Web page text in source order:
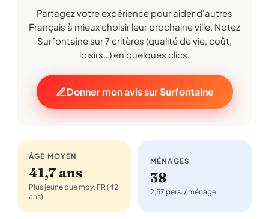
Partagez votre expérience pour aider d'autres
Français à mieux choisir leur prochaine ville. Notez
Surfontaine sur 7 critères (qualité de vie, coût,
loisirs…) en quelques clics.
Donner mon avis sur Surfontaine
ÂGE MOYEN
41,7 ans
Plus jeune que moy. FR (42
ans)
MÉNAGES
38
2,57 pers. / ménage